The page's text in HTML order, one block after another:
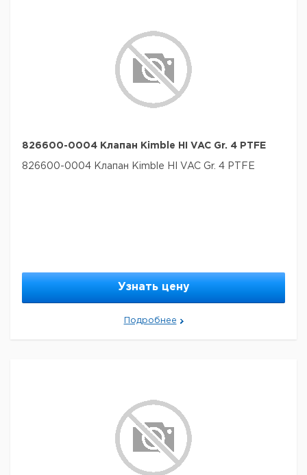
826600-0004 Клапан Kimble HI VAC Gr. 4 PTFE
826600-0004 Клапан Kimble HI VAC Gr. 4 PTFE
Узнать цену
Подробнее